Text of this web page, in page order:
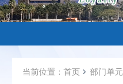
当前位置： 首页 部门单元